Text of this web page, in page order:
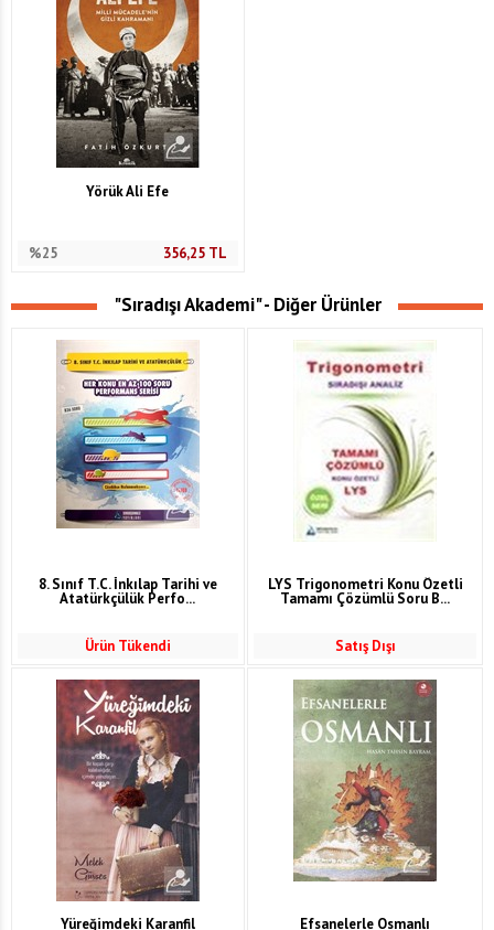
Yörük Ali Efe
%25 356,25TL
"Sıradışı Akademi" - Diğer Ürünler
8. Sınıf T.C. İnkılap Tarihi ve
Atatürkçülük Perfo...
Ürün Tükendi
LYS Trigonometri Konu Özetli
Tamamı Çözümlü Soru B...
Satış Dışı
Yüreğimdeki Karanfil Efsanelerle Osmanlı